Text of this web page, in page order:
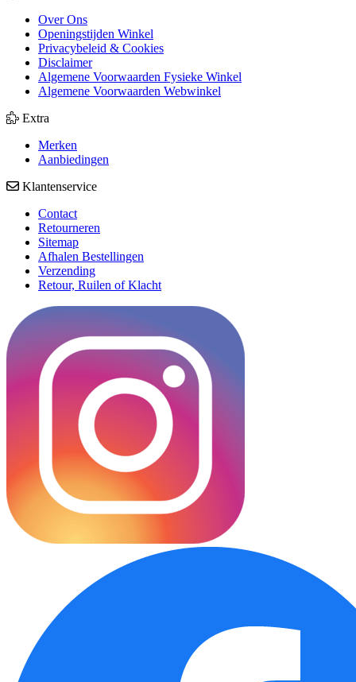
Over Ons
Openingstijden Winkel
Privacybeleid & Cookies
Disclaimer
Algemene Voorwaarden Fysieke Winkel
Algemene Voorwaarden Webwinkel
Extra
Merken
Aanbiedingen
Klantenservice
Contact
Retourneren
Sitemap
Afhalen Bestellingen
Verzending
Retour, Ruilen of Klacht